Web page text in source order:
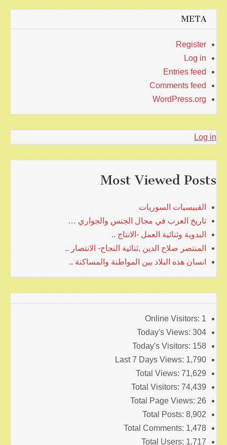
META
Register
Log in
Entries feed
Comments feed
WordPress.org
Log in
Most Viewed Posts
القبيسيات السوريات
تاريخ العرب في مجال الجنس والجواري …
البدوية وثنائية العمل -الانتاج ..
المنتصر صلاح الدين ,ثنائية النجاح- الانتصار ..
انسان هذه البلاد بين المواطنة والمساكنة ..
Online Visitors: 1
Today's Views: 304
Today's Visitors: 158
Last 7 Days Views: 1,790
Total Views: 71,629
Total Visitors: 74,439
Total Page Views: 26
Total Posts: 8,902
Total Comments: 1,478
Total Users: 1,717